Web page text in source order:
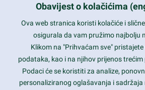
Latest trends and much more...
Contact Info
Obavijest o kolačićima
Ova web stranica koristi kolačiće i
osigurala da vam pružimo najbolju
Klikom na "Prihvaćam sve"
podataka, kao i na njihov prijenos
Podaci će se koristiti za analize,
personaliziranog oglašavanja i sadržaja